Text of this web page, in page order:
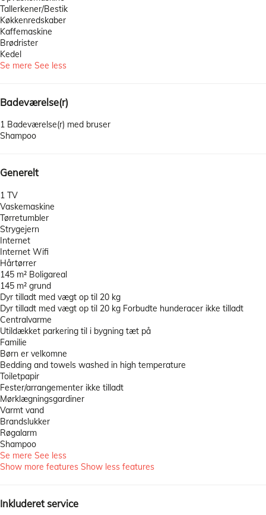
Tallerkener/Bestik
Køkkenredskaber
Kaffemaskine
Brødrister
Kedel
Se mere See less
Badeværelse(r)
1 Badeværelse(r) med bruser
Shampoo
Generelt
1 TV
Vaskemaskine
Tørretumbler
Strygejern
Internet
Internet Wifi
Hårtørrer
145 m² Boligareal
145 m² grund
Dyr tilladt med vægt op til 20 kg
Dyr tilladt med vægt op til 20 kg Forbudte hunderacer ikke tilladt
Centralvarme
Utildækket parkering til i bygning tæt på
Familie
Børn er velkomne
Bedding and towels washed in high temperature
Toiletpapir
Fester/arrangementer ikke tilladt
Mørklægningsgardiner
Varmt vand
Brandslukker
Røgalarm
Shampoo
Se mere See less
Show more features Show less features
Inkluderet service